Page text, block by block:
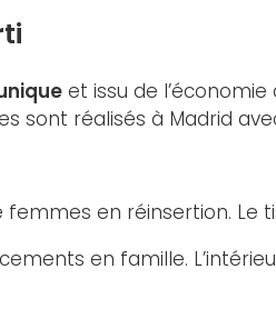
et issu de
réalisés à Madrid
en réinsertion. Le
en famille.